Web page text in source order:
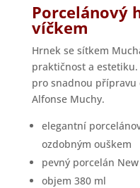
Porcelánový
víčkem
Hrnek se sítkem
praktičnost a
pro snadnou přípravu
Alfonse Muchy.
elegantní
ozdobným ouškem
pevný porcelán
objem 380 ml